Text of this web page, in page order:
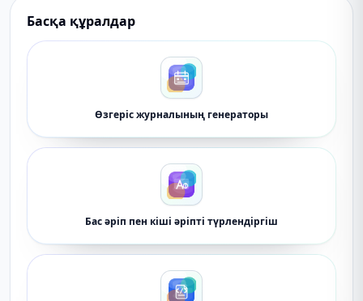
Басқа құралдар
Өзгеріс журналының генераторы
Бас әріп пен кіші әріпті түрлендіргіш